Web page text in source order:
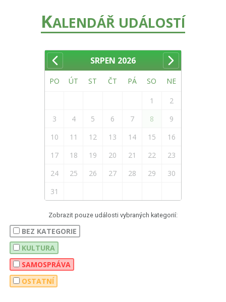
KALENDÁŘ UDÁLOSTÍ
SRPEN 2026
PO ÚT ST ČT PÁ SO NE
1
2
3
4 5 6 7 8
9
10
11 12 13 14 15
16
17
18 19 20 21 22
23
24
25 26 27 28 29
30
31
Zobrazit pouze události vybraných kategorií:
BEZ KATEGORIE
KULTURA
SAMOSPRÁVA
OSTATNÍ